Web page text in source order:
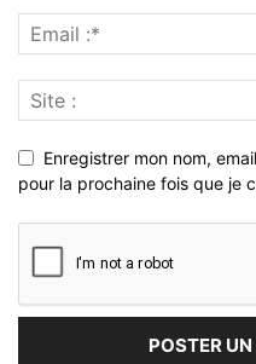
Enregistrer mon nom,
pour la prochaine fois que je